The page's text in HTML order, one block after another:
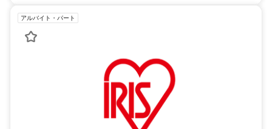
アルバイト・パート